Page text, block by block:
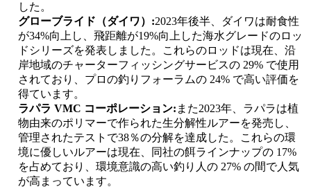
した。
グローブライド（ダイワ）:2023年後半、ダイワは耐食性
が34%向上し、飛距離が19%向上した海水グレードのロッ
ドシリーズを発表しました。これらのロッドは現在、沿
岸地域のチャーターフィッシングサービスの 29% で使用
されており、プロの釣りフォーラムの 24% で高い評価を
得ています。
ラパラ VMC コーポレーション: また2023年、ラパラは植
物由来のポリマーで作られた生分解性ルアーを発売し、
管理されたテストで38％の分解を達成した。これらの環
境に優しいルアーは現在、同社の餌ラインナップの 17%
を占めており、環境意識の高い釣り人の 27% の間で人気
が高まっています。